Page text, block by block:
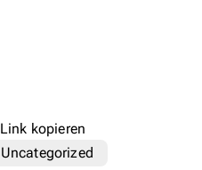
Link kopieren
Uncategorized